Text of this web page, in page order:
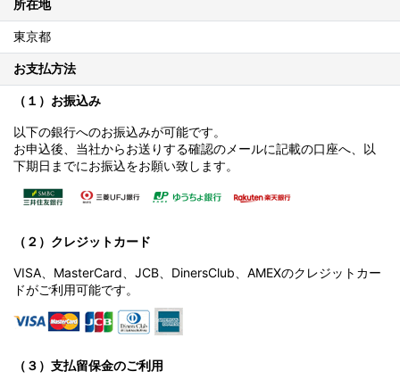
所在地
東京都
お支払方法
（１）お振込み
以下の銀行へのお振込みが可能です。
お申込後、当社からお送りする確認のメールに記載の口座へ、以
下期日までにお振込をお願い致します。
（２）クレジットカード
VISA、MasterCard、JCB、DinersClub、AMEXのクレジットカー
ドがご利用可能です。
（３）支払留保金のご利用